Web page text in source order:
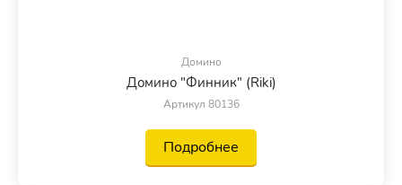
Домино
Домино "Финник" (Riki)
Артикул 80136
Подробнее